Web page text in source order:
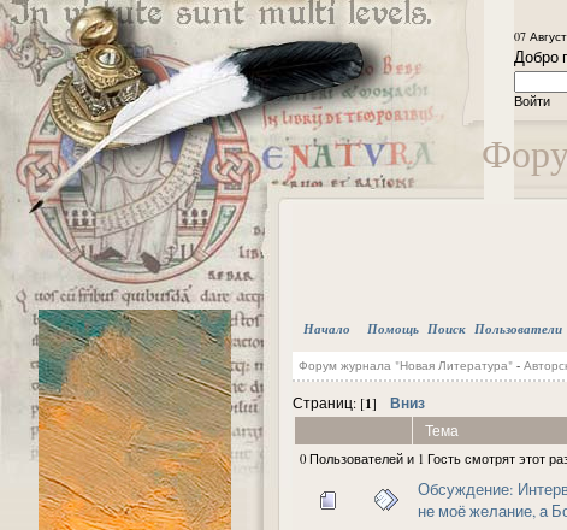
07
Добро
Войти
Начало Помощь Поиск Пользователи
Форум журнала "Новая Литература"-
Страниц: [1] Вниз
Тема
0 Пользователей и 1 Гость смотрят этот
Обсуждение:
не моё желание, а